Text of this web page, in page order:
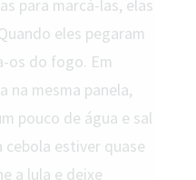
para marcá-las, elas
eles pegaram
os do fogo. Em
na mesma panela,
pouco de água e sal
estiver quase
a lula e deixe